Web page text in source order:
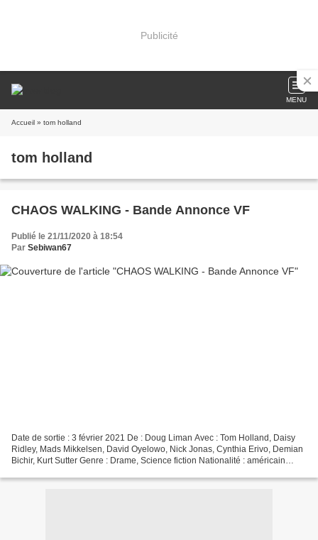
Publicité
MENU
Accueil » tom holland
tom holland
CHAOS WALKING - Bande Annonce VF
Publié le 21/11/2020 à 18:54
Par Sebiwan67
Date de sortie : 3 février 2021 De : Doug Liman Avec : Tom Holland, Daisy
Ridley, Mads Mikkelsen, David Oyelowo, Nick Jonas, Cynthia Erivo, Demian
Bichir, Kurt Sutter Genre : Drame, Science fiction Nationalité : américain